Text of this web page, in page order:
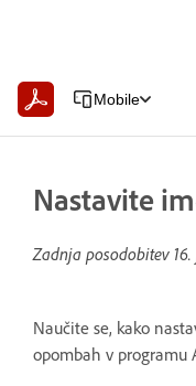
Mobile
Nastavite
Zadnja posodobitev
Naučite se, kako
opombah v programu